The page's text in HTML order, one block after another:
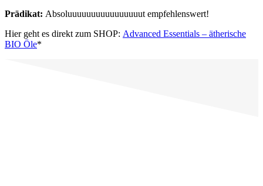
Prädikat: Absoluuuuuuuuuuuuuuuut empfehlenswert!
Hier geht es direkt zum SHOP: Advanced Essentials – ätherische
BIO Öle*